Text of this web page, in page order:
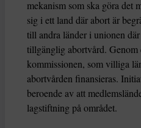
mekanism som ska göra det
sig i ett land där abort är
till andra länder i unionen
tillgänglig abortvård.
kommissionen, som villiga
abortvården finansieras.
beroende av att
lagstiftning på området.